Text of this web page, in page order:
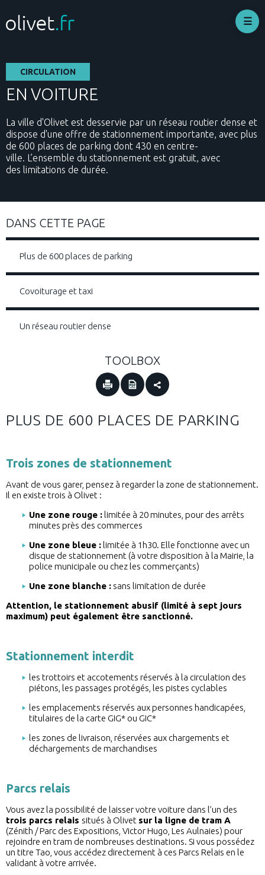
main
content
CIRCULATION
EN VOITURE
La ville d'Olivet est desservie par un réseau routier dense et
dispose d'une offre de stationnement importante, avec plus
de 600 places de parking dont 430 en centre-
ville. L’ensemble du stationnement est gratuit, avec
des limitations de durée.
DANS CETTE PAGE
Plus de 600 places de parking
Covoiturage et taxi
Un réseau routier dense
TOOLBOX
PLUS DE 600 PLACES DE PARKING
Trois zones de stationnement
Avant de vous garer, pensez à regarder la zone de stationnement.
Il en existe trois à Olivet :
Une zone rouge : limitée à 20 minutes, pour des arrêts
minutes près des commerces
Une zone bleue : limitée à 1h30. Elle fonctionne avec un
disque de stationnement (à votre disposition à la Mairie, la
police municipale ou chez les commerçants)
Une zone blanche : sans limitation de durée
Attention, le stationnement abusif (limité à sept jours
maximum) peut également être sanctionné.
Stationnement interdit
les trottoirs et accotements réservés à la circulation des
piétons, les passages protégés, les pistes cyclables
les emplacements réservés aux personnes handicapées,
titulaires de la carte GIG* ou GIC*
les zones de livraison, réservées aux chargements et
déchargements de marchandises
Parcs relais
Vous avez la possibilité de laisser votre voiture dans l’un des
trois parcs relais situés à Olivet sur la ligne de tram A
(Zénith / Parc des Expositions, Victor Hugo, Les Aulnaies) pour
rejoindre en tram de nombreuses destinations. Si vous possédez
un titre Tao, vous accédez directement à ces Parcs Relais en le
validant à votre arrivée.